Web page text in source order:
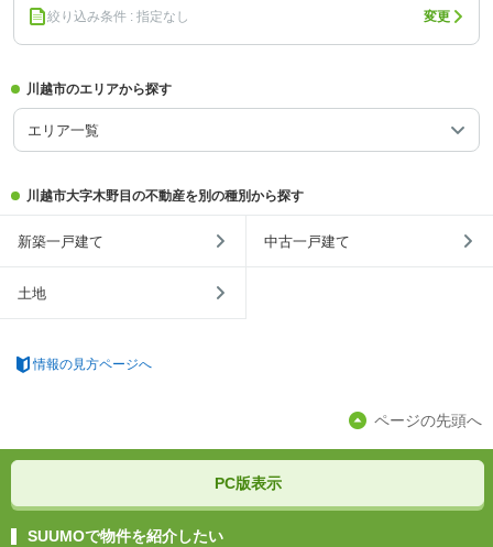
絞り込み条件 : 指定なし 変更
川越市のエリアから探す
エリア一覧
川越市大字木野目の不動産を別の種別から探す
新築一戸建て 中古一戸建て
土地
情報の見方ページへ
ページの先頭へ
PC版表示
SUUMOで物件を紹介したい